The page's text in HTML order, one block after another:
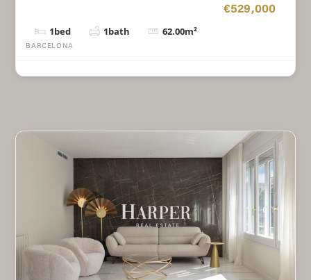
€529,000
1bed 1bath 62.00m²
BARCELONA